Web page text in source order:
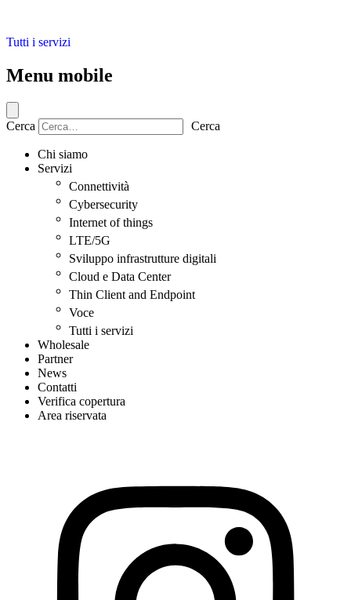
Tutti i servizi
Menu mobile
Cerca Cerca
Chi siamo
Servizi
Connettività
Cybersecurity
Internet of things
LTE/5G
Sviluppo infrastrutture digitali
Cloud e Data Center
Thin Client and Endpoint
Voce
Tutti i servizi
Wholesale
Partner
News
Contatti
Verifica copertura
Area riservata